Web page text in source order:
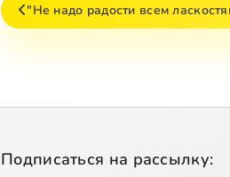
"Не надо радости всем
Подписаться на рассылку: